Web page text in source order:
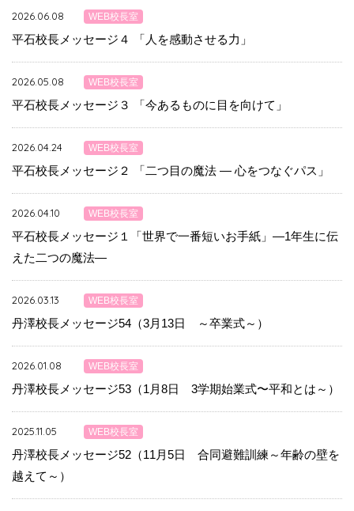
2026.06.08 WEB校長室
平石校長メッセージ４ 「人を感動させる力」
2026.05.08 WEB校長室
平石校長メッセージ３ 「今あるものに目を向けて」
2026.04.24 WEB校長室
平石校長メッセージ２ 「二つ目の魔法 ― 心をつなぐパス」
2026.04.10 WEB校長室
平石校長メッセージ１「世界で一番短いお手紙」―1年生に伝
えた二つの魔法―
2026.03.13 WEB校長室
丹澤校長メッセージ54（3月13日 ～卒業式～）
2026.01.08 WEB校長室
丹澤校長メッセージ53（1月8日 3学期始業式〜平和とは～）
2025.11.05 WEB校長室
丹澤校長メッセージ52（11月5日 合同避難訓練～年齢の壁を
越えて～）